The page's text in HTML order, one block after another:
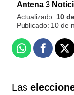
Antena 3
Actualizado: 10
Publicado: 10 de
Whatsapp X
Las